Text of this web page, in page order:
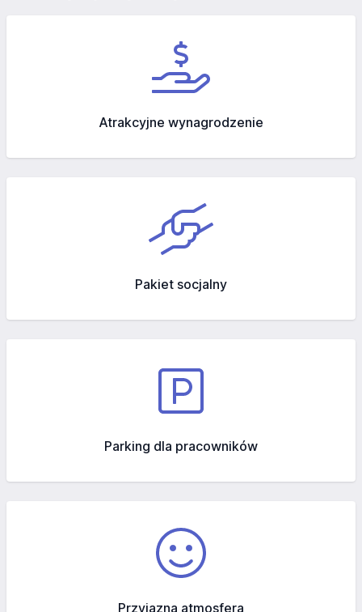
Atrakcyjne wynagrodzenie
Pakiet socjalny
Parking dla pracowników
Przyjazna atmosfera